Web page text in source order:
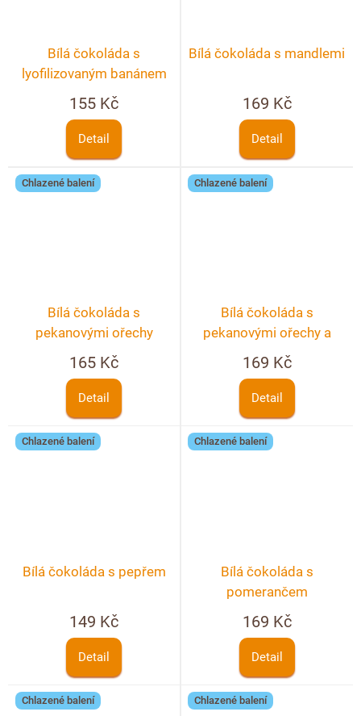
Bílá čokoláda s
lyofilizovaným banánem
155 Kč
Detail
Bílá čokoláda s mandlemi
169 Kč
Detail
Chlazené balení
Bílá čokoláda s
pekanovými ořechy
165 Kč
Detail
Chlazené balení
Bílá čokoláda s
pekanovými ořechy a
lyofilizovanými jahodami
169 Kč
Detail
Chlazené balení
Bílá čokoláda s pepřem
149 Kč
Detail
Chlazené balení
Bílá čokoláda s
pomerančem
169 Kč
Detail
Chlazené balení Chlazené balení